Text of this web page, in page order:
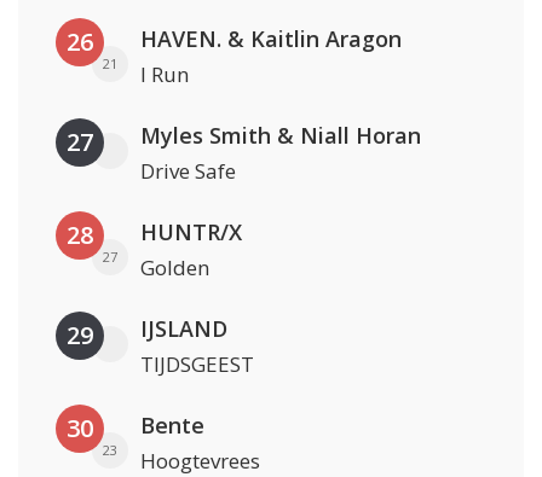
26
21
HAVEN. & Kaitlin Aragon
I Run
27 Myles Smith & Niall Horan
Drive Safe
28
27
HUNTR/X
Golden
29 IJSLAND
TIJDSGEEST
30
23
Bente
Hoogtevrees